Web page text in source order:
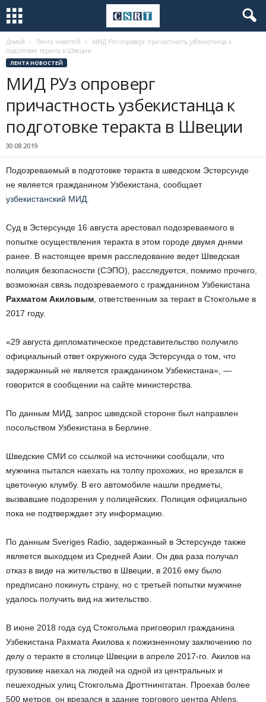
Домой Лента новостей
МИД РУз опроверг причастность узбекистанца к
подготовке теракта в Швеции
ЛЕНТА НОВОСТЕЙ
МИД РУз опроверг
причастность узбекистанца к
подготовке теракта в Швеции
30.08.2019
Подозреваемый в подготовке теракта в шведском Эстерсунде
не является гражданином Узбекистана, сообщает
узбекистанский МИД
Суд в Эстерсунде 16 августа арестовал подозреваемого в
попытке осуществления теракта в этом городе двумя днями
ранее. В настоящее время расследование ведет Шведская
полиция безопасности (СЭПО), расследуется, помимо прочего,
возможная связь подозреваемого с гражданином Узбекистана
Рахматом Акиловым , ответственным за теракт в Стокгольме в
2017 году.
«29 августа дипломатическое представительство получило
официальный ответ окружного суда Эстерсунда о том, что
задержанный не является гражданином Узбекистана», —
говорится в сообщении на сайте министерства.
По данным МИД, запрос шведской стороне был направлен
посольством Узбекистана в Берлине.
Шведские СМИ со ссылкой на источники сообщали, что
мужчина пытался наехать на толпу прохожих, но врезался в
цветочную клумбу. В его автомобиле нашли предметы,
вызвавшие подозрения у полицейских. Полиция официально
пока не подтверждает эту информацию.
По данным Sveriges Radio, задержанный в Эстерсунде также
является выходцем из Средней Азии. Он два раза получал
отказ в виде на жительство в Швеции, в 2016 ему было
предписано покинуть страну, но с третьей попытки мужчине
удалось получить вид на жительство.
В июне 2018 года суд Стокгольма приговорил гражданина
Узбекистана Рахмата Акилова к пожизненному заключению по
делу о теракте в столице Швеции в апреле 2017-го. Акилов на
грузовике наехал на людей на одной из центральных и
пешеходных улиц Стокгольма Дроттнинггатан. Проехав более
500 метров, он врезался в здание торгового центра Ahlens.